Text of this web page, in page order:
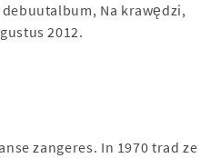
Na krawędzi,
2012.
zangeres. In 1970 trad ze